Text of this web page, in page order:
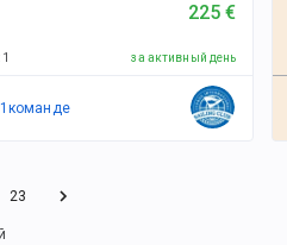
1
225 €
за активный день
1 командe
23